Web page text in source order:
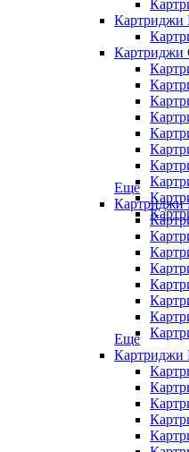
Картриджи
Картриджи
Еще
Картриджи
Еще
Картриджи